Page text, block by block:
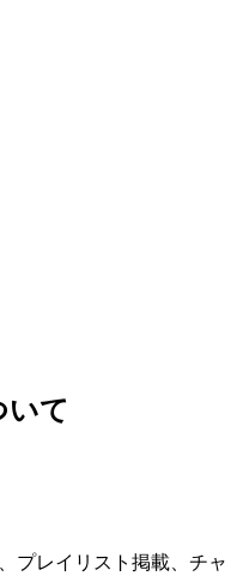
いて
プレイリスト掲載、チャ